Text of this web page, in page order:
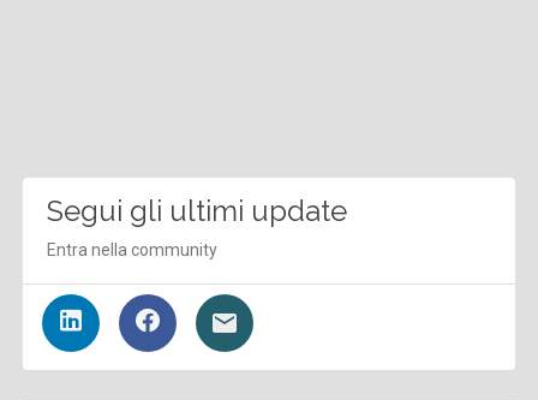
Segui gli ultimi update
Entra nella community